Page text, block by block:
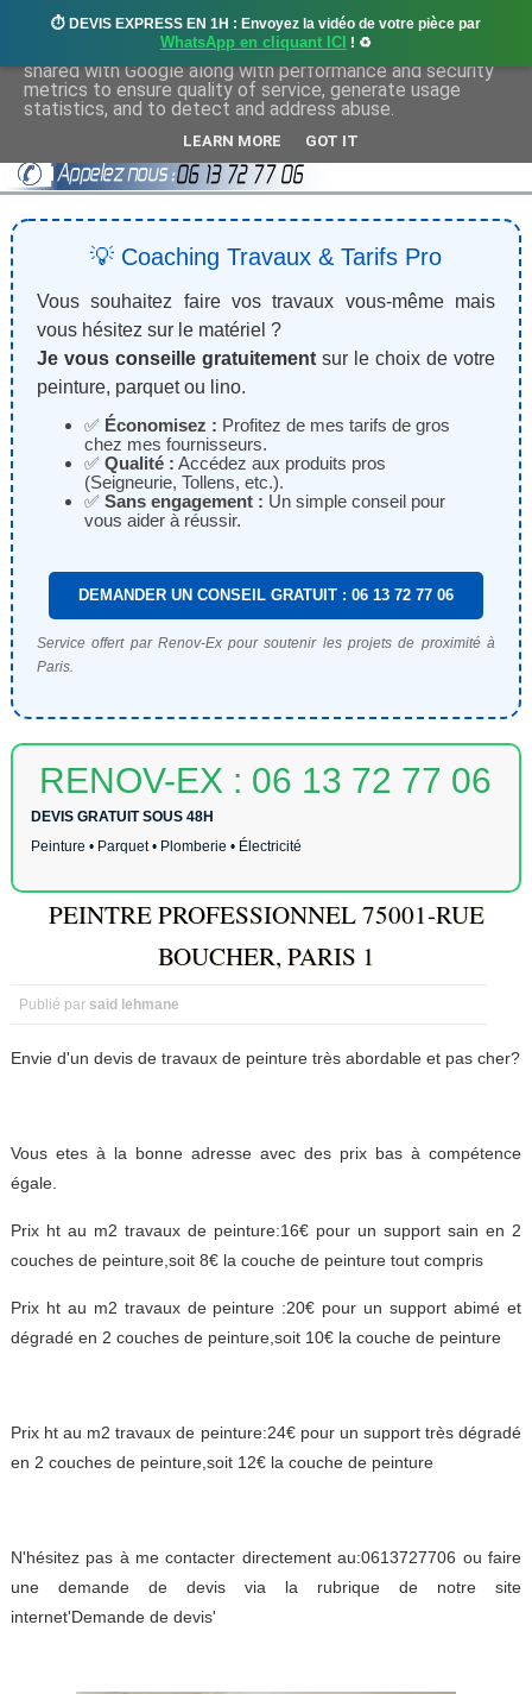
⏱️ DEVIS EXPRESS EN 1H : Envoyez la vidéo de votre pièce par
WhatsApp en cliquant ICI ! ♻️
💡 Coaching Travaux & Tarifs Pro
Vous souhaitez faire vos travaux vous-même mais
vous hésitez sur le matériel ?
Je vous conseille gratuitementsur le choix de votre
peinture, parquet ou lino.
✅ Économisez : Profitez de mes tarifs de gros
chez mes fournisseurs.
✅ Qualité : Accédez aux produits pros
(Seigneurie, Tollens, etc.).
✅ Sans engagement : Un simple conseil pour
vous aider à réussir.
DEMANDER UN CONSEIL GRATUIT : 06 13 72 77 06
Service offert par Renov-Ex pour soutenir les projets de proximité à
Paris.
RENOV-EX : 06 13 72 77 06
DEVIS GRATUIT SOUS 48H
Peinture • Parquet • Plomberie • Électricité
PEINTRE PROFESSIONNEL 75001-RUE
BOUCHER, PARIS 1
Publié par said lehmane
Envie d'un devis de travaux de peinture très abordable et pas cher?
Vous etes à la bonne adresse avec des prix bas à compétence
égale.
Prix ht au m2 travaux de peinture:16€ pour un support sain en 2
couches de peinture,soit 8€ la couche de peinture tout compris
Prix ht au m2 travaux de peinture :20€ pour un support abimé et
dégradé en 2 couches de peinture,soit 10€ la couche de peinture
Prix ht au m2 travaux de peinture:24€ pour un support très dégradé
en 2 couches de peinture,soit 12€ la couche de peinture
N'hésitez pas à me contacter directement au:0613727706 ou faire
une demande de devis via la rubrique de notre site
internet'Demande de devis'
This site uses cookies from Google to deliver its services
and to analyze traffic. Your IP address and user-agent are
shared with Google along with performance and security
metrics to ensure quality of service, generate usage
statistics, and to detect and address abuse.
LEARN MORE GOT IT